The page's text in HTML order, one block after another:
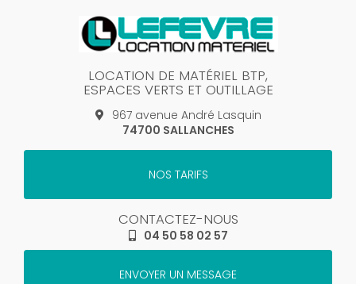
LOCATION DE MATÉRIEL BTP,
ESPACES VERTS ET OUTILLAGE
967 avenue André Lasquin
74700 SALLANCHES
NOS TARIFS
CONTACTEZ-NOUS
04 50 58 02 57
ENVOYER UN MESSAGE